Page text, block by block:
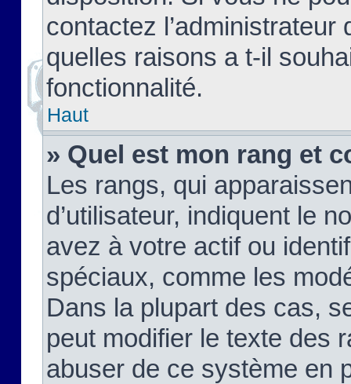
contactez
quelles raisons a t-il
fonctionnalité.
Haut
» Quel est mon rang et
Les rangs, qui
d’utilisateur, indiquent le
avez à votre actif ou
spéciaux, comme les
Dans la plupart des cas,
peut modifier le texte des
abuser de ce système en